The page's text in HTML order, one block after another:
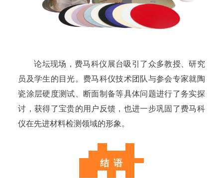
论坛现场，费马科仪展台吸引了众多教授、研究
员及学生的目光。费马科仪技术团队与参会专家就陶
瓷涂层硬度测试、断面制备等具体问题进行了务实探
讨，获得了宝贵的用户反馈，也进一步巩固了费马科
仪在先进材料检测领域的形象。
结 语